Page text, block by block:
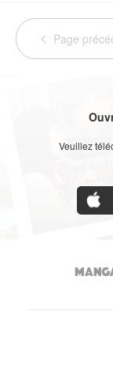
 Page
Veuillez